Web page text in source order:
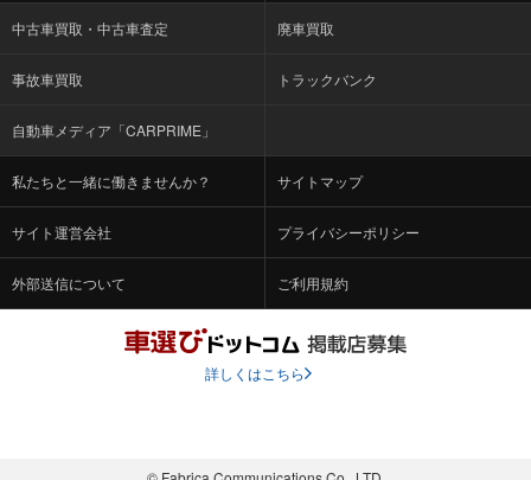
中古車買取・中古車査定 廃車買取
事故車買取 トラックバンク
自動車メディア「CARPRIME」
私たちと一緒に働きませんか？ サイトマップ
サイト運営会社 プライバシーポリシー
外部送信について ご利用規約
詳しくはこちら